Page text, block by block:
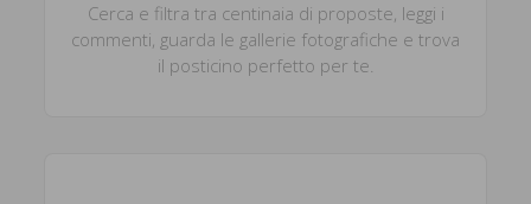
Cerca e filtra tra centinaia di proposte, leggi i
commenti, guarda le gallerie fotografiche e trova
il posticino perfetto per te.